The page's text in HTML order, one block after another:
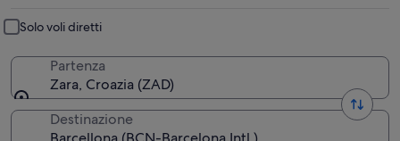
Solo voli diretti
Partenza
Zara, Croazia (ZAD)
Destinazione